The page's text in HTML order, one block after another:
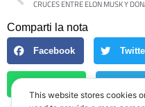
Comparti la nota
Facebook
This website stores cookies